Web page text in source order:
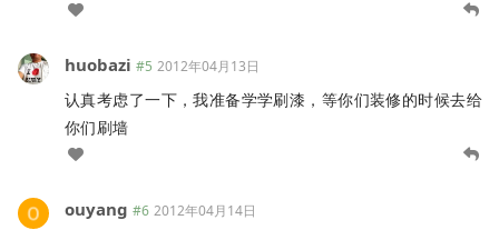
huobazi #5 2012年04月13日
认真考虑了一下，我准备学学刷漆，等你们装修的时候去给
你们刷墙
ouyang #6 2012年04月14日